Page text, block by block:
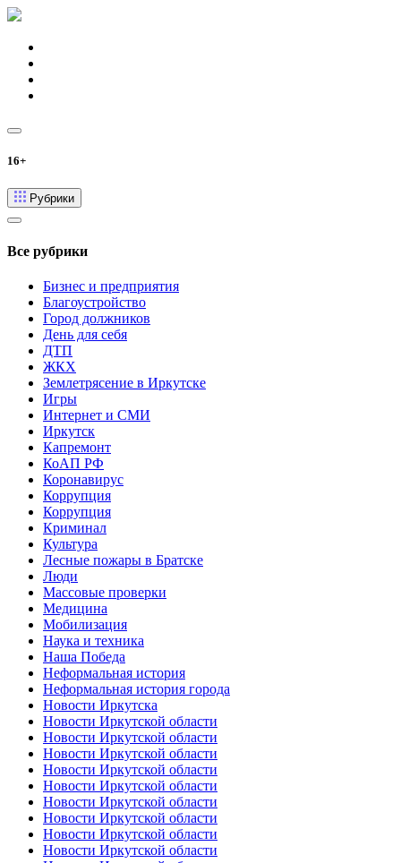
16+
Рубрики
Все рубрики
Бизнес и предприятия
Благоустройство
Город должников
День для себя
ДТП
ЖКХ
Землетрясение в Иркутске
Игры
Интернет и СМИ
Иркутск
Капремонт
КоАП РФ
Коронавирус
Коррупция
Коррупция
Криминал
Культура
Лесные пожары в Братске
Люди
Массовые проверки
Медицина
Мобилизация
Наука и техника
Наша Победа
Неформальная история
Неформальная история города
Новости Иркутска
Новости Иркутской области
Новости Иркутской области
Новости Иркутской области
Новости Иркутской области
Новости Иркутской области
Новости Иркутской области
Новости Иркутской области
Новости Иркутской области
Новости Иркутской области